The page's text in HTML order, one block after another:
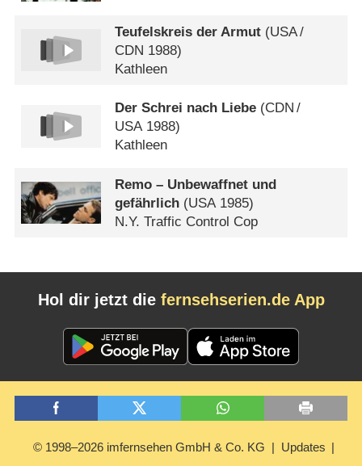
Teufelskreis der Armut (USA/
CDN 1988)
Kathleen
Der Schrei nach Liebe (CDN /
USA1988)
Kathleen
Remo – Unbewaffnet und
gefährlich (USA 1985)
N.Y. Traffic Control Cop
Hol dir jetzt die fernsehserien.de App
© 1998–2026 imfernsehen GmbH & Co. KG Updates